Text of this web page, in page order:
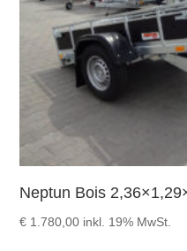
Neptun Bois
€ 1.780,00 inkl. 19% MwSt.